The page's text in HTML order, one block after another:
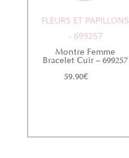
FLEURS ET PAPILLONS
- 699257
Montre Femme
Bracelet Cuir – 699257
59.90€